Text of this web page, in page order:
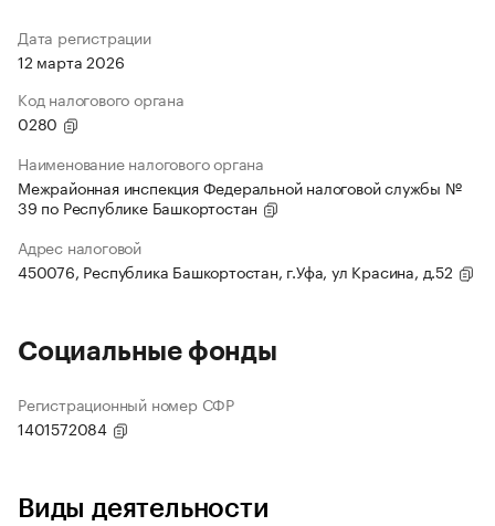
Дата регистрации
12 марта 2026
Код налогового органа
0280
Наименование налогового органа
Межрайонная инспекция Федеральной налоговой службы №
39 по Республике Башкортостан
Адрес налоговой
450076, Республика Башкортостан, г.Уфа, ул Красина, д.52
Социальные фонды
Регистрационный номер СФР
1401572084
Виды деятельности